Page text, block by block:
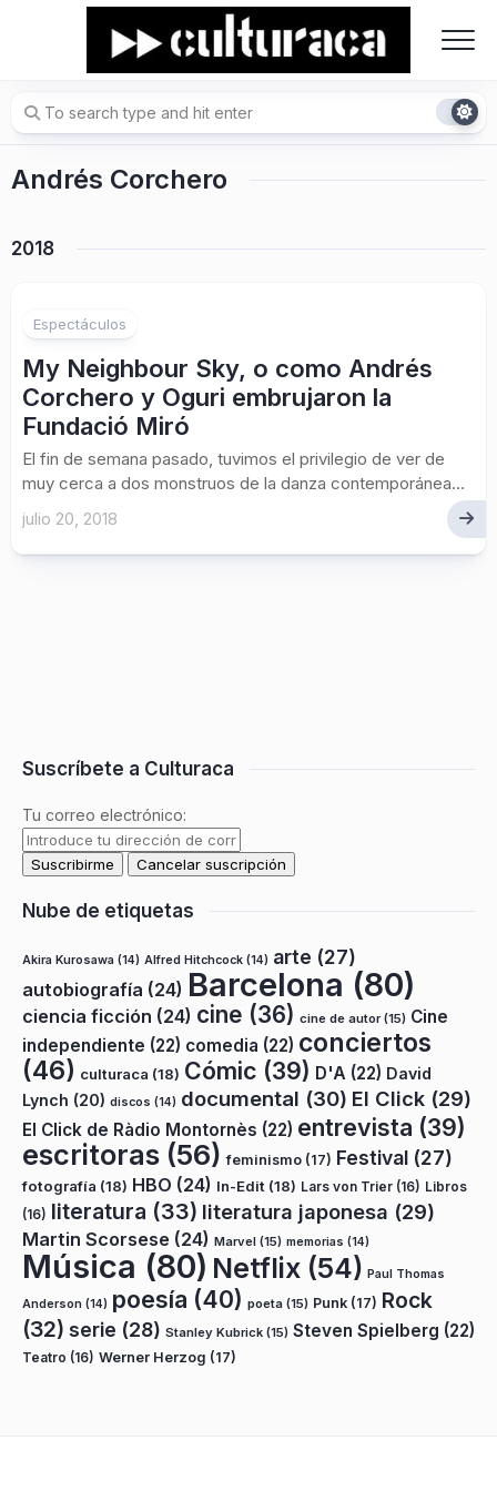
Andrés Corchero
2018
Espectáculos
My Neighbour Sky, o como Andrés
Corchero y Oguri embrujaron la
Fundació Miró
El fin de semana pasado, tuvimos el privilegio de ver de
muy cerca a dos monstruos de la danza contemporánea...
julio 20, 2018
Suscríbete a Culturaca
Tu correo electrónico:
Nube de etiquetas
Akira Kurosawa (14) Alfred Hitchcock (14) arte (27)
autobiografía (24) Barcelona (80)
ciencia ficción (24) cine (36) cine de autor(15) Cine
independiente (22) comedia (22) conciertos
(46) culturaca (18) Cómic (39) D'A (22) David
Lynch (20) discos (14) documental (30) El Click (29)
El Click de Ràdio Montornès (22) entrevista (39)
escritoras (56) feminismo (17) Festival (27)
fotografía (18) HBO (24) In-Edit (18) Lars von Trier (16) Libros
(16) literatura (33) literatura japonesa (29)
Martin Scorsese (24) Marvel (15) memorias (14)
Música (80) Netflix (54) Paul Thomas
Anderson (14) poesía (40) poeta (15) Punk (17) Rock
(32) serie (28) Stanley Kubrick (15) Steven Spielberg (22)
Teatro (16) Werner Herzog (17)